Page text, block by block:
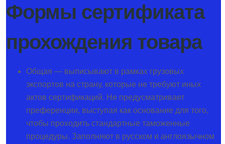
Формы сертификата
прохождения товара
Общая — выписывают в рамках грузовых
экспортов на страну, которые не требуют иных
актов сертификаций. Не предусматривает
преференции, выступая как основание для того,
чтобы проходить стандартные таможенные
процедуры. Заполняют в русском и англоязычном